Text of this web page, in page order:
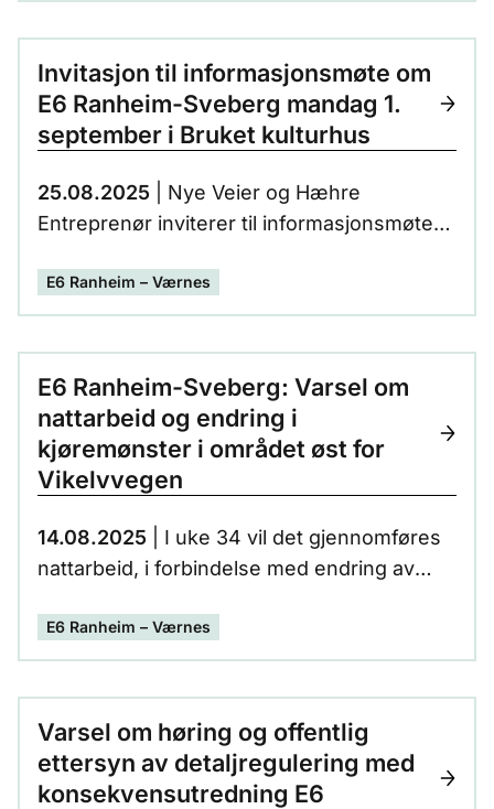
Invitasjon til informasjonsmøte om
E6 Ranheim-Sveberg mandag 1.
september i Bruket kulturhus
25.08.2025 | Nye Veier og Hæhre
Entreprenør inviterer til informasjonsmøte
E6 Ranheim – Værnes
E6 Ranheim-Sveberg: Varsel om
nattarbeid og endring i
kjøremønster i området øst for
Vikelvvegen
14.08.2025 | I uke 34 vil det gjennomføres
nattarbeid, i forbindelse med endring av
750 m skal veien øst for Vikelvvegen legges
inn mot fjellskjæringen. Endringene i
kjøremønster må gjennomføres for å gi
plass for videre arbeider på E6 i dette
området.
E6 Ranheim – Værnes
Varsel om høring og offentlig
ettersyn av detaljregulering med
konsekvensutredning E6